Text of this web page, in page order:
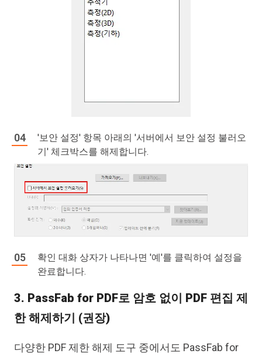
'보안 설정' 항목 아래의 '서버에서 보안 설정 불러오
기' 체크박스를 해제합니다.
확인 대화 상자가 나타나면 '예'를 클릭하여 설정을
완료합니다.
3. PassFab for PDF로 암호 없이 PDF 편집 제
한 해제하기 (권장)
다양한 PDF 제한 해제 도구 중에서도 PassFab for